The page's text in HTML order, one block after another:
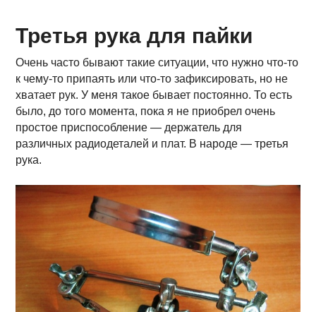
Третья рука для пайки
Очень часто бывают такие ситуации, что нужно что-то
к чему-то припаять или что-то зафиксировать, но не
хватает рук. У меня такое бывает постоянно. То есть
было, до того момента, пока я не приобрел очень
простое приспособление — держатель для
различных радиодеталей и плат. В народе — третья
рука.